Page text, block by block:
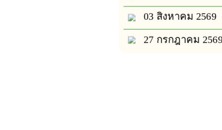
03 สิงหาคม 2569
27 กรกฎาคม